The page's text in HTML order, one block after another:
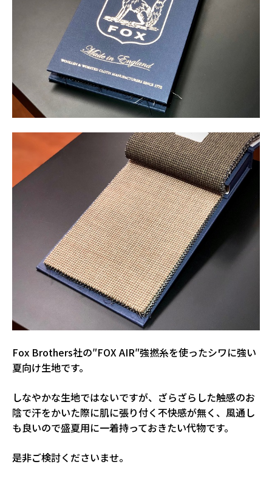
Fox Brothers社の″FOX AIR″強撚糸を使ったシワに強い
夏向け生地です。
しなやかな生地ではないですが、ざらざらした触感のお
陰で汗をかいた際に肌に張り付く不快感が無く、風通し
も良いので盛夏用に一着持っておきたい代物です。
是非ご検討くださいませ。